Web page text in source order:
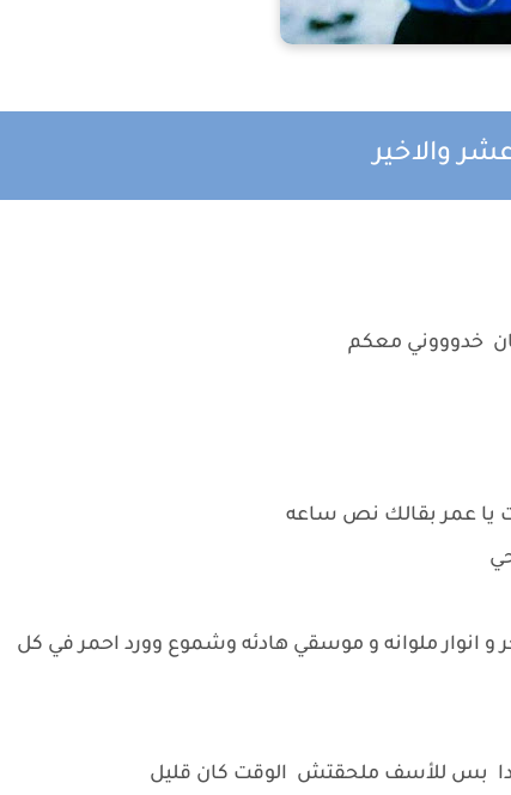
والاخير
خدوووني معكم
يا عمر بقالك نص ساعه
انوار ملوانه و موسقي هادئه وشموع وورد احمر في كل
بس للأسف ملحقتش الوقت كان قليل